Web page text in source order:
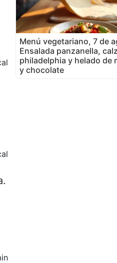
Menú vegetariano, 7 de
Ensalada panzanella,
philadelphia y helado de
y chocolate